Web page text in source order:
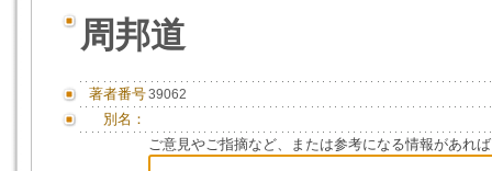
周邦道
著者番号39062
別名：
ご意見やご指摘など、または参考になる情報があれ